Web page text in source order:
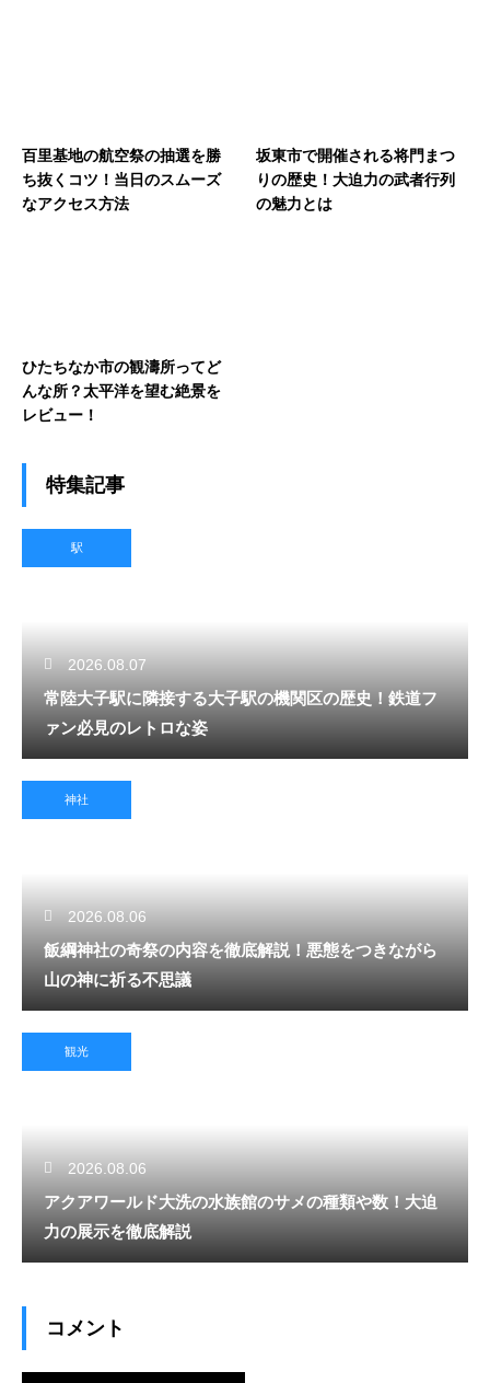
百里基地の航空祭の抽選を勝
ち抜くコツ！当日のスムーズ
なアクセス方法
坂東市で開催される将門まつ
りの歴史！大迫力の武者行列
の魅力とは
ひたちなか市の観濤所ってど
んな所？太平洋を望む絶景を
レビュー！
特集記事
駅
2026.08.07
常陸大子駅に隣接する大子駅の機関区の歴史！鉄道フ
ァン必見のレトロな姿
神社
2026.08.06
飯綱神社の奇祭の内容を徹底解説！悪態をつきながら
山の神に祈る不思議
観光
2026.08.06
アクアワールド大洗の水族館のサメの種類や数！大迫
力の展示を徹底解説
コメント